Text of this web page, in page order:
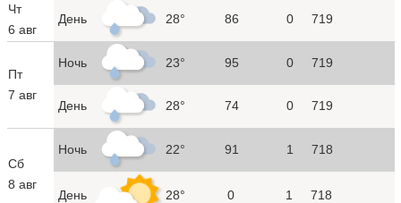
Чт
6 авг
День 28° 86 0 719
Пт
7 авг
Ночь 23° 95 0 719
День 28° 74 0 719
Сб
8 авг
Ночь 22° 91 1 718
День 28° 0 1 718